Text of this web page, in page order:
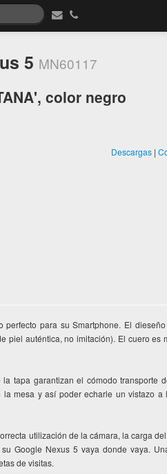
5 MN60117
color negro
Descargas |
perfecto para su Smartphone. El
piel auténtica, no imitación). El cuero es
tapa garantizan el cómodo transporte
mesa y así poder echarle un vistazo
utilización de la cámara, la carga
Google Nexus 5 vaya donde vaya.
de visitas.